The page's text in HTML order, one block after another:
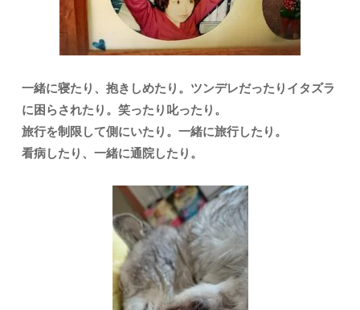
一緒に寝たり、抱きしめたり。ツンデレだったりイタズラ
に困らされたり。笑ったり叱ったり。
旅行を制限して側にいたり。一緒に旅行したり。
看病したり、一緒に通院したり。